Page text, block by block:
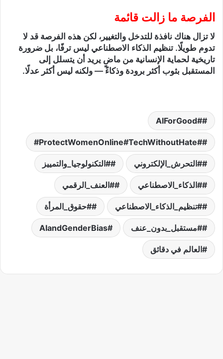
الفرصة ما زالت قائمة
لا تزال هناك نافذة للتدخل والتغيير، لكن هذه الفرصة قد لا
تدوم طويلًا. تنظيم الذكاء الاصطناعي ليس ترفًا، بل ضرورة
تاريخية لحماية الإنسانية من ماضٍ يريد أن يتسلل إلى
المستقبل بثوب أكثر برودة وذكاءً — ولكنه ليس أكثر عدلًا.
#AIForGood
#ProtectWomenOnline#TechWithoutHate#
#التحرش_الإلكتروني #التكنولوجيا_والتمييز
#الذكاء_الاصطناعي #العنف_الرقمي
#تنظيم_الذكاء_الاصطناعي #حقوق_المرأة
#مستقبل_بدون_عنف AIandGenderBias
العالم في دقائق